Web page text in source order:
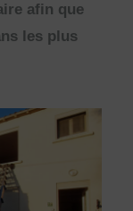
afin que
les plus